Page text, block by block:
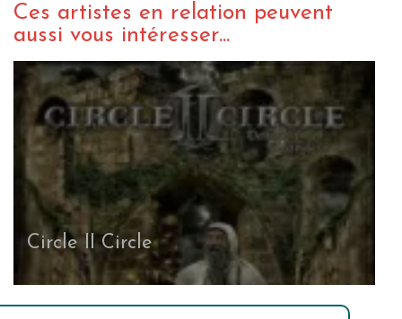
Ces artistes en relation peuvent
aussi vous intéresser...
Circle II Circle